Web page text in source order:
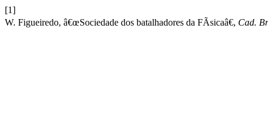
[1]
W. Figueiredo, â€œSociedade dos batalhadores da FÃ­sicaâ€, Cad.